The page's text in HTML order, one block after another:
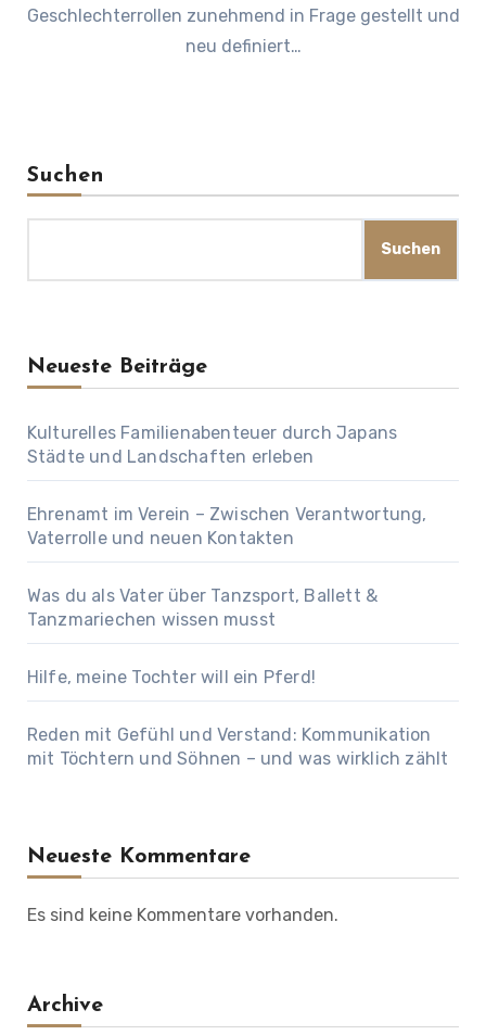
Geschlechterrollen zunehmend in Frage gestellt und
neu definiert…
Suchen
Suchen
Neueste Beiträge
Kulturelles Familienabenteuer durch Japans
Städte und Landschaften erleben
Ehrenamt im Verein – Zwischen Verantwortung,
Vaterrolle und neuen Kontakten
Was du als Vater über Tanzsport, Ballett &
Tanzmariechen wissen musst
Hilfe, meine Tochter will ein Pferd!
Reden mit Gefühl und Verstand: Kommunikation
mit Töchtern und Söhnen – und was wirklich zählt
Neueste Kommentare
Es sind keine Kommentare vorhanden.
Archive